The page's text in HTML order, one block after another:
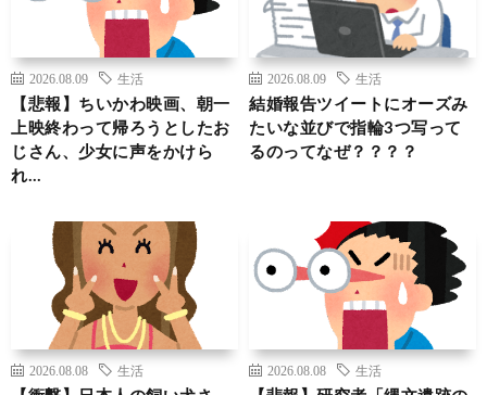
2026.08.09 生活
【悲報】ちいかわ映画、朝一
上映終わって帰ろうとしたお
じさん、少女に声をかけら
れ…
2026.08.09 生活
結婚報告ツイートにオーズみ
たいな並びで指輪3つ写って
るのってなぜ？？？？
2026.08.08 生活 2026.08.08 生活